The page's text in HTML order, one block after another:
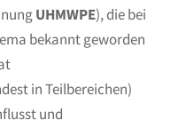
UHMWPE), die bei
bekannt geworden
in Teilbereichen)
und